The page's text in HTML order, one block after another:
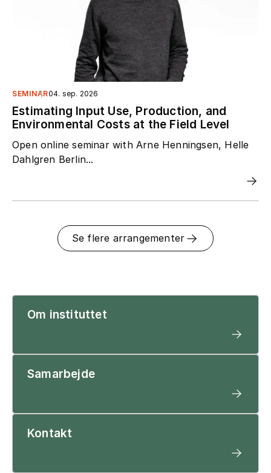
SEMINAR04. sep. 2026
Estimating Input Use, Production, and
Environmental Costs at the Field Level
Open online seminar with Arne Henningsen, Helle
Dahlgren Berlin...
Se flere arrangementer
Om instituttet
Samarbejde
Kontakt